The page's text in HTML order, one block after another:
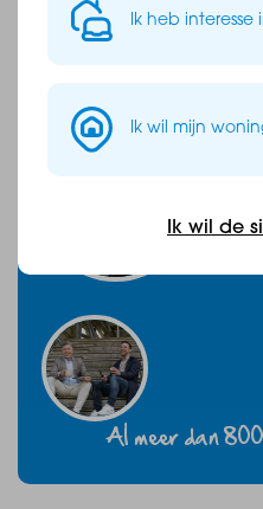
Al meer dan
Ik heb
Ik wil mijn
Ik wil de